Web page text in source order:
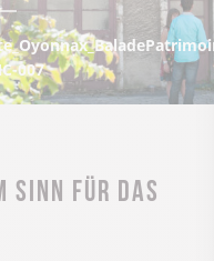
à Oyonnax -
007
Sinn für das